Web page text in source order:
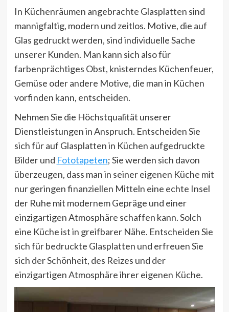
In Küchenräumen angebrachte Glasplatten sind
mannigfaltig, modern und zeitlos. Motive, die auf
Glas gedruckt werden, sind individuelle Sache
unserer Kunden. Man kann sich also für
farbenprächtiges Obst, knisterndes Küchenfeuer,
Gemüse oder andere Motive, die man in Küchen
vorfinden kann, entscheiden.
Nehmen Sie die Höchstqualität unserer
Dienstleistungen in Anspruch. Entscheiden Sie
sich für auf Glasplatten in Küchen aufgedruckte
Bilder und Fototapeten; Sie werden sich davon
überzeugen, dass man in seiner eigenen Küche mit
nur geringen finanziellen Mitteln eine echte Insel
der Ruhe mit modernem Gepräge und einer
einzigartigen Atmosphäre schaffen kann. Solch
eine Küche ist in greifbarer Nähe. Entscheiden Sie
sich für bedruckte Glasplatten und erfreuen Sie
sich der Schönheit, des Reizes und der
einzigartigen Atmosphäre ihrer eigenen Küche.